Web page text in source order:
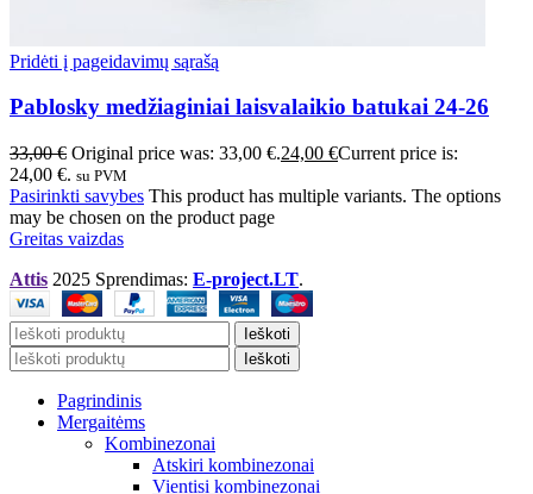
Pridėti į pageidavimų sąrašą
Pablosky medžiaginiai laisvalaikio batukai 24-26
33,00€ Original price was: 33,00 €.24,00 €Current price is:
24,00 €. su PVM
Pasirinkti savybes This product has multiple variants. The options
may be chosen on the product page
Greitas vaizdas
Attis 2025 Sprendimas: E-project.LT.
Ieškoti
Ieškoti
Pagrindinis
Mergaitėms
Kombinezonai
Atskiri kombinezonai
Vientisi kombinezonai